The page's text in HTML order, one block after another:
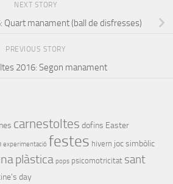
NEXT STORY
Quart manament (ball de disfresses)
PREVIOUS STORY
2016: Segon manament
carnestoltes dofins Easter
experimentació festes hivern joc simbòlic
plàstica pops psicomotricitat sant
day